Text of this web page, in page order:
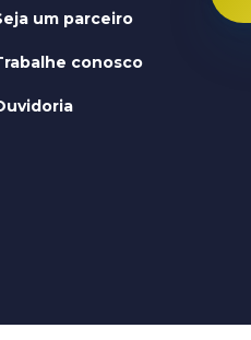
um parceiro
conosco